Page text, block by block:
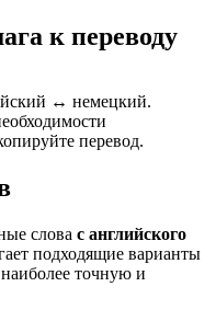
к переводу
↔ немецкий.
перевод.
слова с английского
подходящие варианты
точную и